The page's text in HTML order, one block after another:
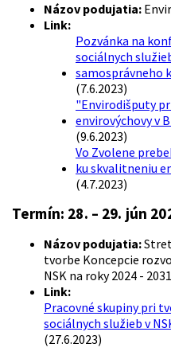
Názov podujatia:
Link:
Pozvánka na
sociálnych
samosprávneho
(7.6.2023)
"Envirodišputy
envirovýchovy v
(9.6.2023)
Vo Zvolene
ku skvalitneniu
(4.7.2023)
Termín: 28. – 29. jún
Názov podujatia:
tvorbe Koncepcie
NSK na roky 2024 - 2031
Link:
Pracovné skupiny pri
sociálnych služieb v
(27.6.2023)